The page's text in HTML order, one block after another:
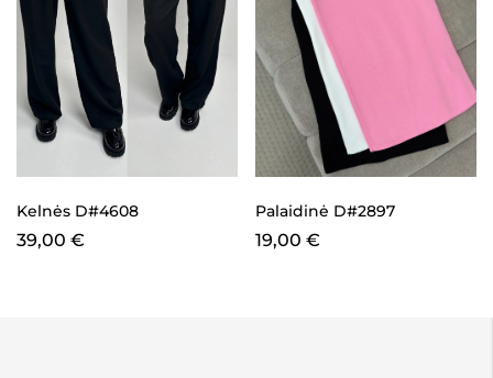
Kelnės D#4608
39,00 €
Palaidinė D#2897
19,00 €